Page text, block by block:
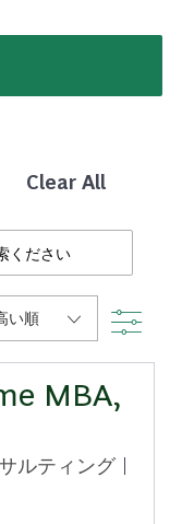
Clear All
Filter
MBA,
ールティング